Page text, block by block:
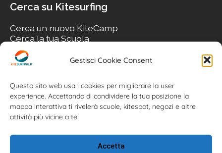
Gestisci Cookie Consent
Questo sito web usa i cookies per migliorare la user
experience. Accettando di condividere la tua posizione la
mappa interattiva ti rivelerà scuole, kitespot, negozi e altre
attività più vicine a te.
Accetta
Cerca su Kitesurfing
Cerca un nuovo KiteCamp
Cerca la tua Scuola
Cerca il tuo KiteSpot
Cerca Accommodation